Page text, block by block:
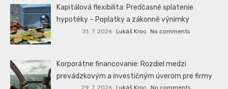
Kapitálová flexibilita: Predčasné splatenie
hypotéky – Poplatky a zákonné výnimky
31. 7. 2026 Lukáš Kroc No comments
Korporátne financovanie: Rozdiel medzi
prevádzkovým a investičným úverom pre firmy
29. 7. 2026 Lukáš Kroc No comments